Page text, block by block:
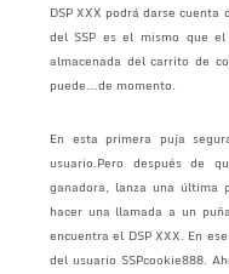
DSP XXX podrá darse
del SSP es el mismo que
almacenada del carrito de
puede…de momento.
En esta primera puja
usuario.Pero después de
ganadora, lanza una
hacer una llamada a un
encuentra el DSP XXX. En
del usuario SSPcookie888.